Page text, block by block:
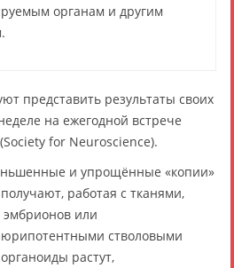
органам и другим
представить результаты своих
на ежегодной встрече
for Neuroscience).
и упрощённые «копии»
работая с тканями,
эмбрионов или
стволовыми
растут,